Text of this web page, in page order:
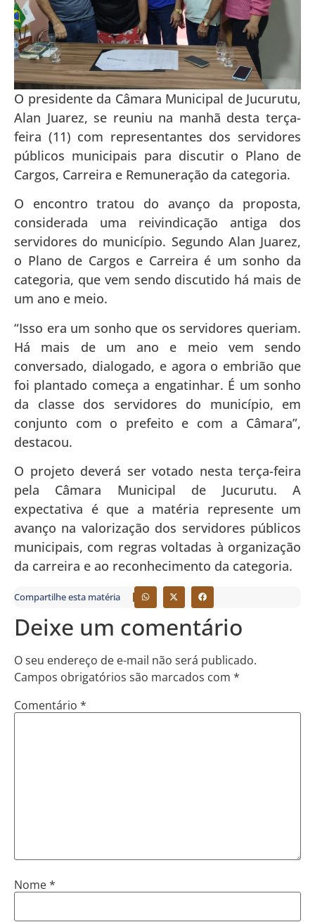
O presidente da Câmara Municipal de Jucurutu,
Alan Juarez, se reuniu na manhã desta terça-
feira (11) com representantes dos servidores
públicos municipais para discutir o Plano de
Cargos, Carreira e Remuneração da categoria.
O encontro tratou do avanço da proposta,
considerada uma reivindicação antiga dos
servidores do município. Segundo Alan Juarez,
o Plano de Cargos e Carreira é um sonho da
categoria, que vem sendo discutido há mais de
um ano e meio.
“Isso era um sonho que os servidores queriam.
Há mais de um ano e meio vem sendo
conversado, dialogado, e agora o embrião que
foi plantado começa a engatinhar. É um sonho
da classe dos servidores do município, em
conjunto com o prefeito e com a Câmara”,
destacou.
O projeto deverá ser votado nesta terça-feira
pela Câmara Municipal de Jucurutu. A
expectativa é que a matéria represente um
avanço na valorização dos servidores públicos
municipais, com regras voltadas à organização
da carreira e ao reconhecimento da categoria.
Compartilhe esta matéria
Deixe um comentário
O seu endereço de e-mail não será publicado.
Campos obrigatórios são marcados com *
Comentário *
Nome*